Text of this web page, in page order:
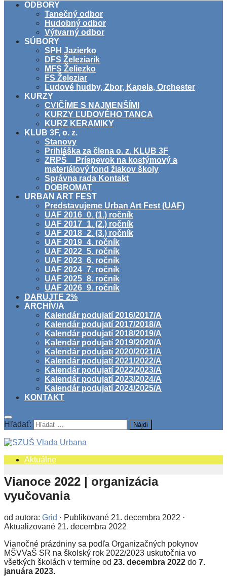
ODBORY
Tanečný odbor
Hudobný odbor
Výtvarný odbor
SÚBORY
SPH Jazierko
DFS Železiarik
MFS Želiezko
FS Železiar
Ľudové hudby, Zbor, Kapela, Orchester
KURZY
CVIČÍME S NAJMENŠÍMI
KURZY ĽUDOVÉHO TANCA
KURZ KERAMIKY
KLUB 3F, o. z.
Stanovy
Prihláška za člena o. z. KLUB 3F
ZRPŠ _ Príspevok na kostýmový a
materiálový fond žiakov školy
Správna rada Kontakt
DOBROMAT
URBAN ART FEST
Predstavujeme Urban Art Fest (UAF)
UAF 2016_0. (1.) ročník
UAF 2017_1. (2.) ročník
UAF 2018_2. (3.) ročník
UAF 2019_4. ročník
UAF 2022_5. ročník
UAF 2023_6. ročník
UAF 2024_7. ročník
UAF 2025_8. ročník
UAF 2026_9. ročník
DARUJTE 2%
ARCHÍV/A
Kalendár podujatí 2016/2017/A
Kalendár podujatí 2017/2018/A
Kalendár podujatí 2018/2019/A
Kalendár podujatí 2019/2020/A
Kalendár podujatí 2020/2021/A
Kalendár podujatí 2021/2022/A
Kalendár podujatí 2022/2023/A
Kalendár podujatí 2023/2024/A
Kalendár podujatí 2024/2025/A
KONTAKT
Hľadať:
Aktuálne
Vianoce 2022 | organizácia
vyučovania
od autora: Grid · Publikované 21. decembra 2022 ·
Aktualizované 21. decembra 2022
Vianočné prázdniny sa podľa Organizačných pokynov
MŠVVaŠ SR na školský rok 2022/2023 uskutočnia vo
všetkých školách v termíne od 23. decembra 2022 do 7.
januára 2023.